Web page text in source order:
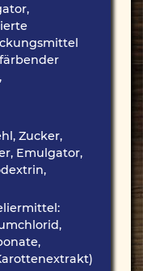
färbender
Zucker,
Emulgator,